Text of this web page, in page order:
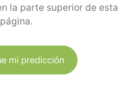
la parte superior de esta
página.
mi predicción